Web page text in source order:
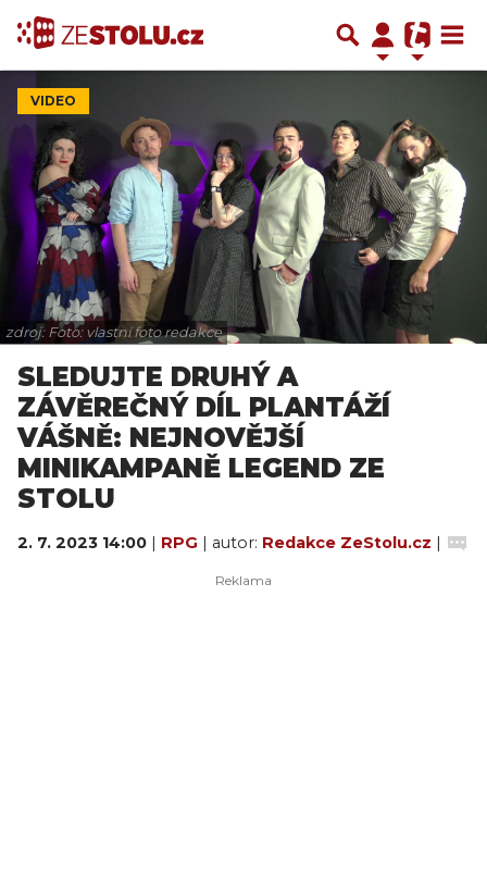
VIDEO
zdroj: Foto: vlastní foto redakce
SLEDUJTE DRUHÝ A
ZÁVĚREČNÝ DÍL PLANTÁŽÍ
VÁŠNĚ: NEJNOVĚJŠÍ
MINIKAMPANĚ LEGEND ZE
STOLU
2. 7. 2023 14:00 | RPG | autor: Redakce ZeStolu.cz |